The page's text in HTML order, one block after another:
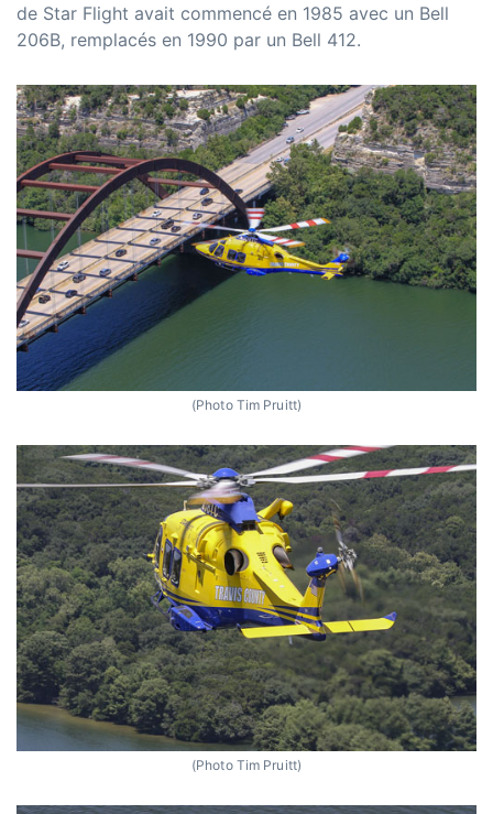
de Star Flight avait commencé en 1985 avec un Bell
206B, remplacés en 1990 par un Bell 412.
(Photo Tim Pruitt)
(Photo Tim Pruitt)